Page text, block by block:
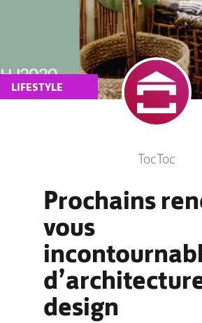
LIFESTYLE
TocToc
Prochains
vous
design